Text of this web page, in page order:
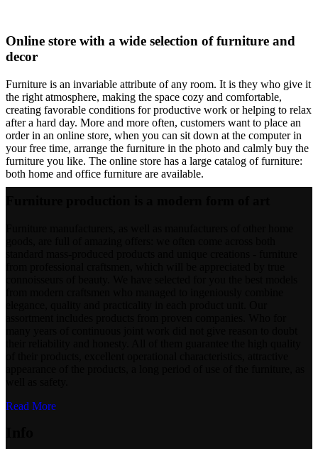
Online store with a wide selection of furniture and
decor
Furniture is an invariable attribute of any room. It is they who give it
the right atmosphere, making the space cozy and comfortable,
creating favorable conditions for productive work or helping to relax
after a hard day. More and more often, customers want to place an
order in an online store, when you can sit down at the computer in
your free time, arrange the furniture in the photo and calmly buy the
furniture you like. The online store has a large catalog of furniture:
both home and office furniture are available.
Read More